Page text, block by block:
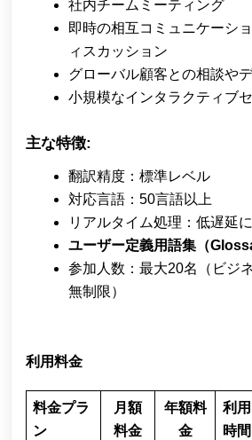
社内チームミーティング
即時の相互コミュニケーシ
ィスカッション
グローバル顧客との相談や
小規模なインタラクティブ
主な特徴:
翻訳精度：標準レベル
対応言語：50言語以上
リアルタイム処理：低遅延
ユーザー定義用語集（
参加人数：最大20名（ビジ
無制限）
利用料金
料金プラ
ン
月額
料金
年額料
金
利用
時間